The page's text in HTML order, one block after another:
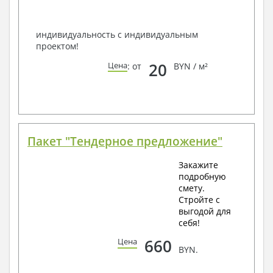
индивидуальность с индивидуальным
проектом!
Цена: от 20 BYN / м²
Пакет "Тендерное предложение"
Закажите
подробную
смету.
Стройте с
выгодой для
себя!
Цена 660 BYN.